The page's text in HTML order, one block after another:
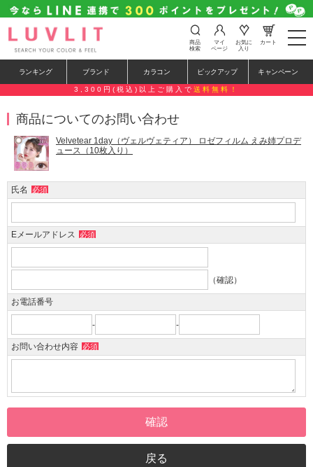
t
o
e
n
g
o
商品
検索
マイ
ページ
お気に
入り
カート
ランキング ブランド カラコン ピックアップ キャンペーン
3,300円(税込)以上ご購入で 送料無料！
商品についてのお問い合わせ
Velvetear 1day（ヴェルヴェティア） ロゼフィルム えみ姉プロデ
ュース（10枚入り）
氏名 必須
Eメールアドレス 必須
（確認）
お電話番号
- -
お問い合わせ内容 必須